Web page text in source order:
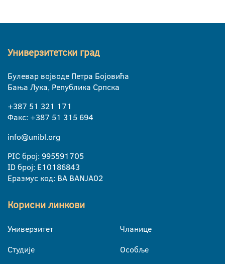
Универзитетски град
Булевар војводе Петра Бојовића
Бања Лука, Република Српска
+387 51 321 171
Факс: +387 51 315 694
info@unibl.org
PIC број: 995591705
ID број: E10186843
Еразмус код: BA BANJA02
Корисни линкови
Универзитет
Студије
Чланице
Особље